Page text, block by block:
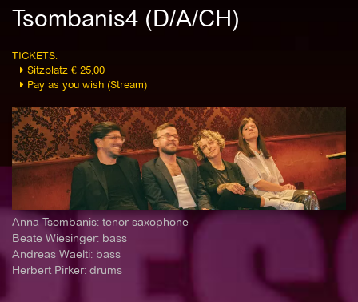
Tsombanis4 (D/A/CH)
TICKETS:
Sitzplatz € 25,00
Pay as you wish (Stream)
Anna Tsombanis: tenor saxophone
Beate Wiesinger: bass
Andreas Waelti: bass
Herbert Pirker: drums